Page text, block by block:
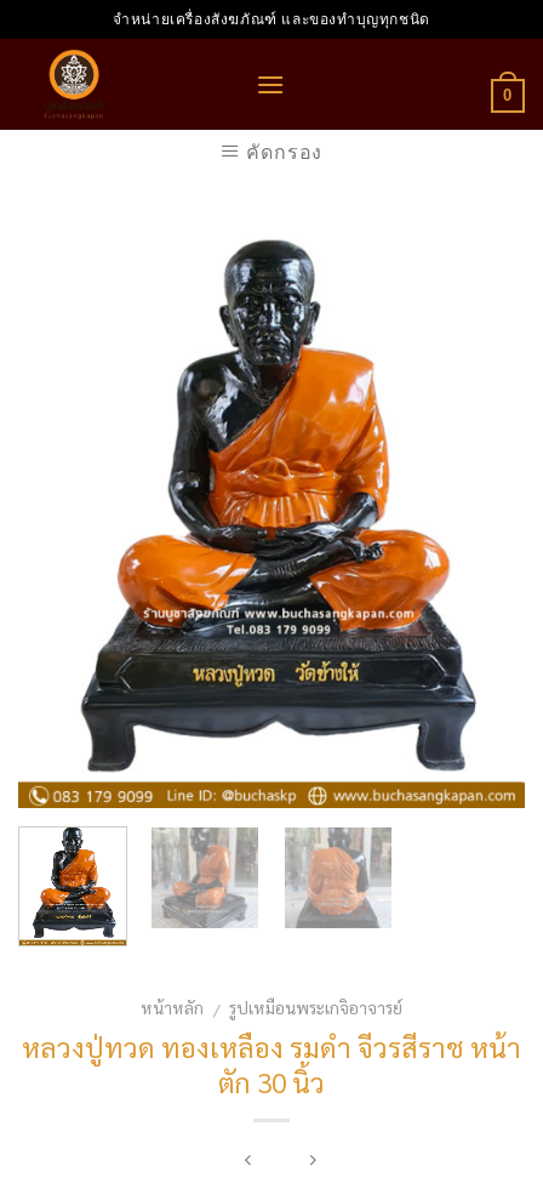
to
content
จำหน่ายเครื่องสังฆภัณฑ์ และของทำบุญทุกชนิด
0
คัดกรอง
หน้าหลัก / รูปเหมือนพระเกจิอาจารย์
หลวงปู่ทวด ทองเหลือง รมดำ จีวรสีราช หน้า
ตัก 30 นิ้ว